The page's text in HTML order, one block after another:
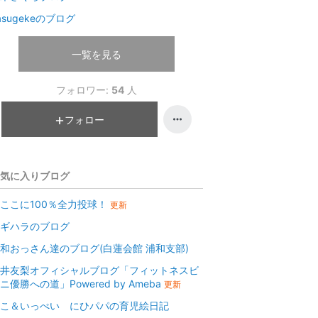
のブログ
一覧を見る
フォロワー: 54 人
フォロー
に入りブログ
こに100％全力投球！ 更新
ハラのブログ
おっさん達のブログ(白蓮会館 浦和支部)
友梨オフィシャルブログ「フィットネスビ
優勝への道」Powered by Ameba 更新
＆いっぺい にひパパの育児絵日記